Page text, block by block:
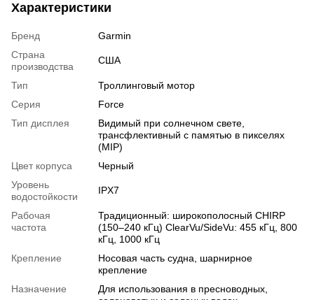
Характеристики
Бренд
Garmin
Страна
производства
США
Тип
Троллинговый мотор
Серия
Force
Тип дисплея
Видимый при солнечном свете,
трансфлективный с памятью в пикселях
(MIP)
Цвет корпуса
Черный
Уровень
водостойкости
IPX7
Рабочая
частота
Традиционный: широкополосный CHIRP
(150–240 кГц) ClearVu/SideVu: 455 кГц, 800
кГц, 1000 кГц
Крепление
Носовая часть судна, шарнирное
крепление
Назначение
Для использования в пресноводных,